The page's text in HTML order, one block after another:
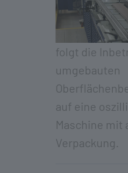
folgt die
umgebauten
auf eine
Maschine
Verpackung.